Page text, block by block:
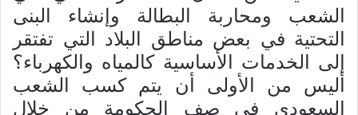
الشعب ومحاربة البطالة وإنشاء البنى
التحتية في بعض مناطق البلاد التي تفتقر
إلى الخدمات الأساسية كالمياه والكهرباء؟
أليس من الأولى أن يتم كسب الشعب
السعودي في صف الحكومة من خلال